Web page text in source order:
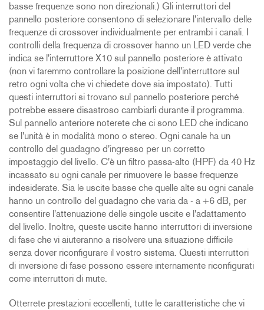
basse frequenze sono non direzionali.) Gli interruttori del
pannello posteriore consentono di selezionare l'intervallo delle
frequenze di crossover individualmente per entrambi i canali. I
controlli della frequenza di crossover hanno un LED verde che
indica se l'interruttore X10 sul pannello posteriore è attivato
(non vi faremmo controllare la posizione dell'interruttore sul
retro ogni volta che vi chiedete dove sia impostato). Tutti
questi interruttori si trovano sul pannello posteriore perché
potrebbe essere disastroso cambiarli durante il programma.
Sul pannello anteriore noterete che ci sono LED che indicano
se l'unità è in modalità mono o stereo. Ogni canale ha un
controllo del guadagno d'ingresso per un corretto
impostaggio del livello. C'è un filtro passa-alto (HPF) da 40 Hz
incassato su ogni canale per rimuovere le basse frequenze
indesiderate. Sia le uscite basse che quelle alte su ogni canale
hanno un controllo del guadagno che varia da - a +6 dB, per
consentire l'attenuazione delle singole uscite e l'adattamento
del livello. Inoltre, queste uscite hanno interruttori di inversione
di fase che vi aiuteranno a risolvere una situazione difficile
senza dover riconfigurare il vostro sistema. Questi interruttori
di inversione di fase possono essere internamente riconfigurati
come interruttori di mute.
Otterrete prestazioni eccellenti, tutte le caratteristiche che vi